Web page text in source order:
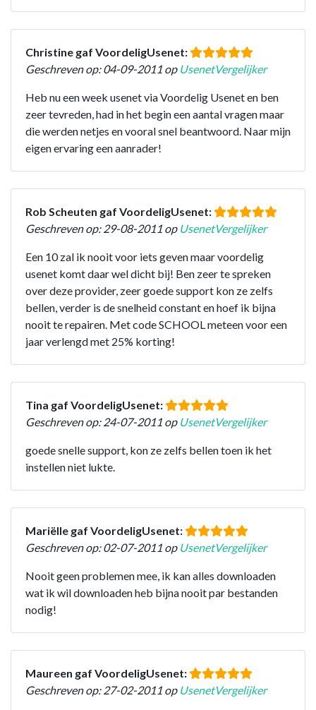
Christine gaf VoordeligUsenet:
Geschreven op: 04-09-2011 op UsenetVergelijker
Heb nu een week usenet via Voordelig Usenet en ben
zeer tevreden, had in het begin een aantal vragen maar
die werden netjes en vooral snel beantwoord. Naar mijn
eigen ervaring een aanrader!
Rob Scheuten gaf VoordeligUsenet:
Geschreven op: 29-08-2011 op UsenetVergelijker
Een 10 zal ik nooit voor iets geven maar voordelig
usenet komt daar wel dicht bij! Ben zeer te spreken
over deze provider, zeer goede support kon ze zelfs
bellen, verder is de snelheid constant en hoef ik bijna
nooit te repairen. Met code SCHOOL meteen voor een
jaar verlengd met 25% korting!
Tina gaf VoordeligUsenet:
Geschreven op: 24-07-2011 op UsenetVergelijker
goede snelle support, kon ze zelfs bellen toen ik het
instellen niet lukte.
Mariëlle gaf VoordeligUsenet:
Geschreven op: 02-07-2011 op UsenetVergelijker
Nooit geen problemen mee, ik kan alles downloaden
wat ik wil downloaden heb bijna nooit par bestanden
nodig!
Maureen gaf VoordeligUsenet:
Geschreven op: 27-02-2011 op UsenetVergelijker